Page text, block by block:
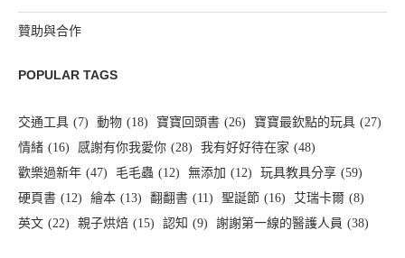
贊助與合作
POPULAR TAGS
交通工具 (7) 動物 (18) 寶寶回頭書 (26) 寶寶最欽點的玩具 (27)
情緒 (16) 感謝有你我愛你 (28) 我有好好待在家 (48)
歡樂過新年 (47) 毛毛蟲 (12) 無添加 (12) 玩具教具分享 (59)
硬頁書 (12) 繪本 (13) 翻翻書 (11) 聖誕節 (16) 艾瑞卡爾 (8)
英文 (22) 親子烘焙 (15) 認知 (9) 謝謝第一線的醫護人員 (38)